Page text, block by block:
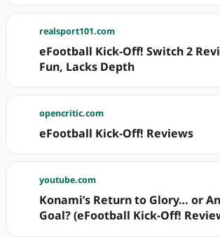
realsport101.com
eFootball Kick-Off! Switch 2
Fun, Lacks Depth
opencritic.com
eFootball Kick-Off! Reviews
youtube.com
Konami’s Return to Glory… or
Goal? (eFootball Kick-Off!